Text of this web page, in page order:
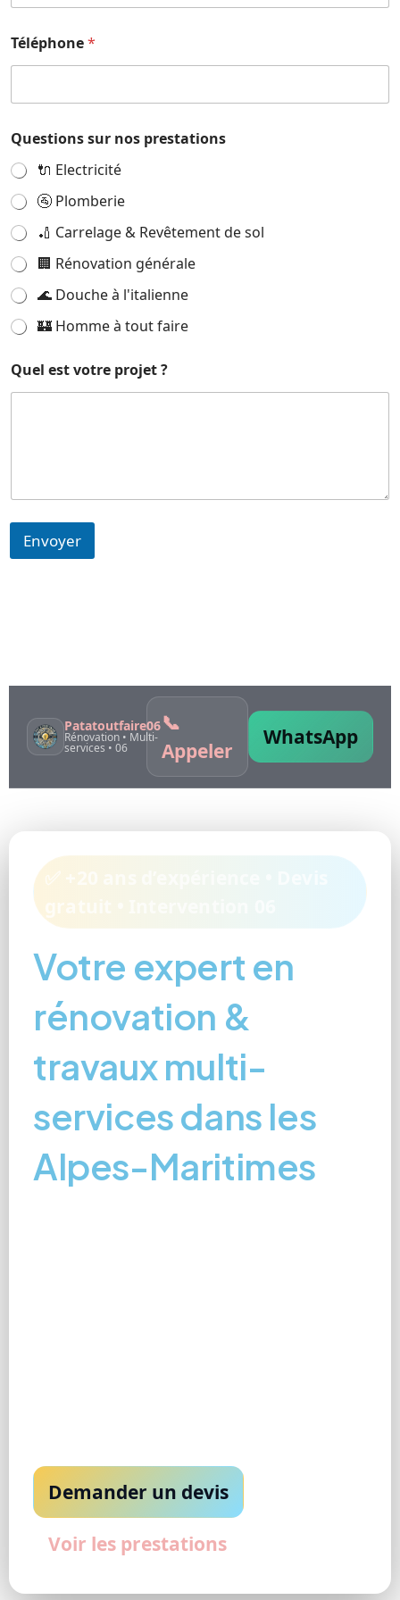
Téléphone*
Questions sur nos prestations
🔌 Electricité
🚰 Plomberie
🏏 Carrelage & Revêtement de sol
🏢 Rénovation générale
🌊 Douche à l'italienne
🏰 Homme à tout faire
Quel est votre projet ?
Envoyer
Patatoutfaire06
Rénovation • Multi-
services • 06
📞
Appeler
WhatsApp
✅ +20 ans d’expérience • Devis
gratuit • Intervention 06
Votre expert en
rénovation &
travaux multi-
services dans les
Alpes-Maritimes
Demander un devis
Voir les prestations